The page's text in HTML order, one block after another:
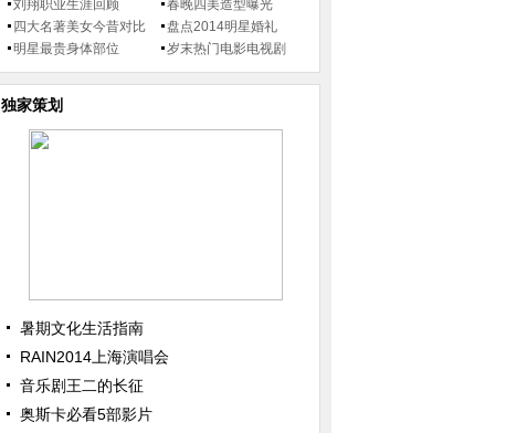
刘翔职业生涯回顾
四大名著美女今昔对比
明星最贵身体部位
春晚四美造型曝光
盘点2014明星婚礼
岁末热门电影电视剧
独家策划
暑期文化生活指南
RAIN2014上海演唱会
音乐剧王二的长征
奥斯卡必看5部影片